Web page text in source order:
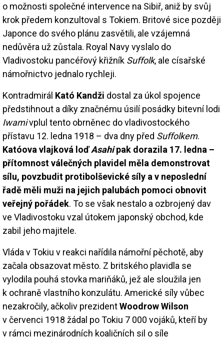
o možnosti společné intervence na Sibiř, aniž by svůj
krok předem konzultoval s Tokiem. Britové sice později
Japonce do svého plánu zasvětili, ale vzájemná
nedůvěra už zůstala. Royal Navy vyslalo do
Vladivostoku pancéřový křižník Suffolk, ale císařské
námořnictvo jednalo rychleji.
Kontradmirál Kató Kandži dostal za úkol spojence
předstihnout a díky značnému úsilí posádky bitevní lodi
Iwamivplul tento obrněnec do vladivostockého
přístavu 12. ledna 1918 – dva dny před Suffolkem.
Katóova vlajková loďAsahipak dorazila 17. ledna –
přítomnost válečných plavidel měla demonstrovat
sílu, povzbudit protibolševické síly a v neposlední
řadě měli muži na jejich palubách pomoci obnovit
veřejný pořádek. To se však nestalo a ozbrojený dav
ve Vladivostoku vzal útokem japonský obchod, kde
zabil jeho majitele.
Vláda v Tokiu v reakci nařídila námořní pěchotě, aby
začala obsazovat město. Z britského plavidla se
vylodila pouhá stovka mariňáků, jež ale sloužila jen
k ochraně vlastního konzulátu. Americké síly vůbec
nezakročily, ačkoliv prezidentWoodrow Wilson
v červenci 1918 žádal po Tokiu 7 000 vojáků, kteří by
v rámci mezinárodních koaličních sil o síle